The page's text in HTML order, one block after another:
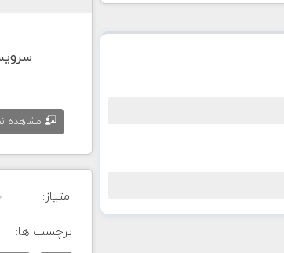
مشاهده
امتیاز:
برچسب ها: